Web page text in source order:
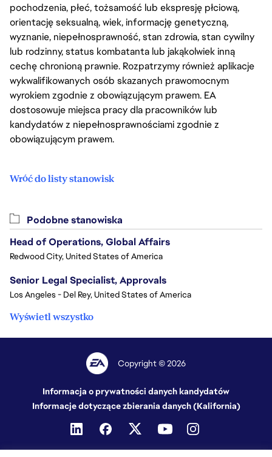
pochodzenia, płeć, tożsamość lub ekspresję płciową,
orientację seksualną, wiek, informację genetyczną,
wyznanie, niepełnosprawność, stan zdrowia, stan cywilny
lub rodzinny, status kombatanta lub jakąkolwiek inną
cechę chronioną prawnie. Rozpatrzymy również aplikacje
wykwalifikowanych osób skazanych prawomocnym
wyrokiem zgodnie z obowiązującym prawem. EA
dostosowuje miejsca pracy dla pracowników lub
kandydatów z niepełnosprawnościami zgodnie z
obowiązującym prawem.
Wróć do listy stanowisk
Podobne stanowiska
Head of Operations, Global Affairs
Redwood City, United States of America
Senior Legal Specialist, Approvals
Los Angeles - Del Rey, United States of America
Wyświetl wszystko
Copyright © 2026
Informacja o prywatności danych kandydatów
Informacje dotyczące zbierania danych (Kalifornia)